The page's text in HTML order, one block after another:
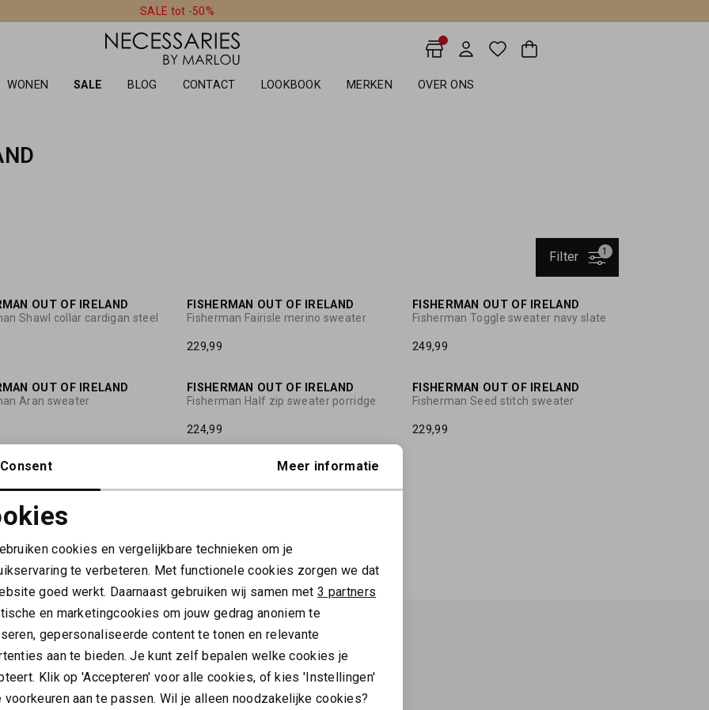
SALE tot -50%
WONEN SALE BLOG CONTACT LOOKBOOK MERKEN OVER ONS
1
Filter
OUT OF IRELAND
Shawl collar cardigan steel
FISHERMAN OUT OF IRELAND
Fisherman Fairisle merino sweater
229,99
FISHERMAN OUT OF IRELAND
Fisherman Toggle sweater navy slate
249,99
OUT OF IRELAND
Aran sweater
FISHERMAN OUT OF IRELAND
Fisherman Half zip sweater porridge
224,99
FISHERMAN OUT OF IRELAND
Fisherman Seed stitch sweater
229,99
OUT OF IRELAND
ALTIJD ALS EERSTE OP DE HOOGTE ZIJN?
Schrijf je in en ontvang 10% korting op je 1e bestelling
AANMELDEN
cookies
cookies Marketing cookies
Consent Meer informatie
cookies en vergelijkbare technieken om je
te verbeteren. Met functionele cookies zorgen we dat
goed werkt. Daarnaast gebruiken wij samen met3 partners
en marketingcookies om jouw gedrag anoniem te
gepersonaliseerde content te tonen en relevante
aan te bieden. Je kunt zelf bepalen welke cookies je
Klik op 'Accepteren' voor alle cookies, of kies 'Instellingen'
voorkeuren aan te passen. Wil je alleen noodzakelijke cookies?